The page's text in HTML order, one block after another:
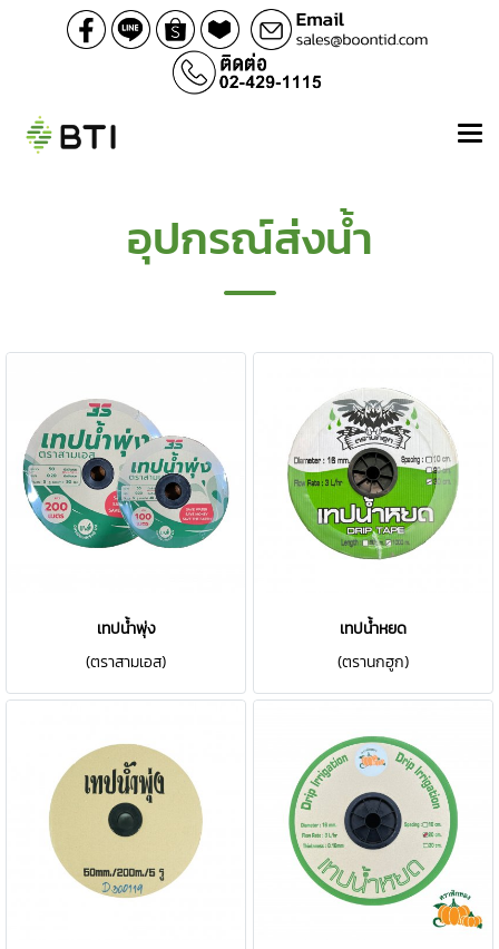
อุปกรณ์ส่งน้ำ
เทปน้ำพุ่ง
(ตราสามเอส)
เทปน้ำหยด
(ตรานกฮูก)